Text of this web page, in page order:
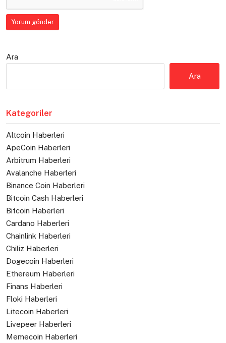
Ara
Ara
Kategoriler
Altcoin Haberleri
ApeCoin Haberleri
Arbitrum Haberleri
Avalanche Haberleri
Binance Coin Haberleri
Bitcoin Cash Haberleri
Bitcoin Haberleri
Cardano Haberleri
Chainlink Haberleri
Chiliz Haberleri
Dogecoin Haberleri
Ethereum Haberleri
Finans Haberleri
Floki Haberleri
Litecoin Haberleri
Livepeer Haberleri
Memecoin Haberleri